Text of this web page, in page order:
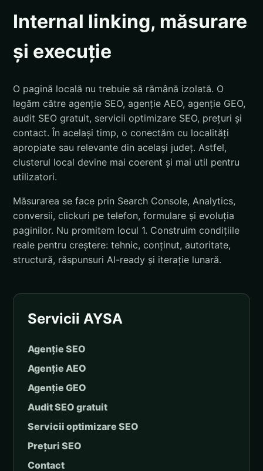
Internal linking, măsurare
și execuție
O pagină locală nu trebuie să rămână izolată. O
legăm către agenție SEO, agenție AEO, agenție GEO,
audit SEO gratuit, servicii optimizare SEO, prețuri și
contact. În același timp, o conectăm cu localități
apropiate sau relevante din același județ. Astfel,
clusterul local devine mai coerent și mai util pentru
utilizatori.
Măsurarea se face prin Search Console, Analytics,
conversii, clickuri pe telefon, formulare și evoluția
paginilor. Nu promitem locul 1. Construim condițiile
reale pentru creștere: tehnic, conținut, autoritate,
structură, răspunsuri AI-ready și iterație lunară.
Servicii AYSA
Agenție SEO
Agenție AEO
Agenție GEO
Audit SEO gratuit
Servicii optimizare SEO
Prețuri SEO
Contact